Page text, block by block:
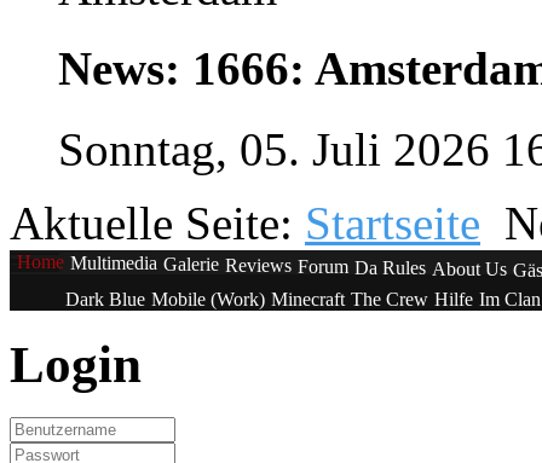
News: 1666:
Sonntag, 05. Juli 2026
Aktuelle Seite: Startseite
Home Multimedia Galerie Reviews Forum Da Rules About Us
Dark Blue Mobile (Work) Minecraft The Crew Hilfe Im
Login